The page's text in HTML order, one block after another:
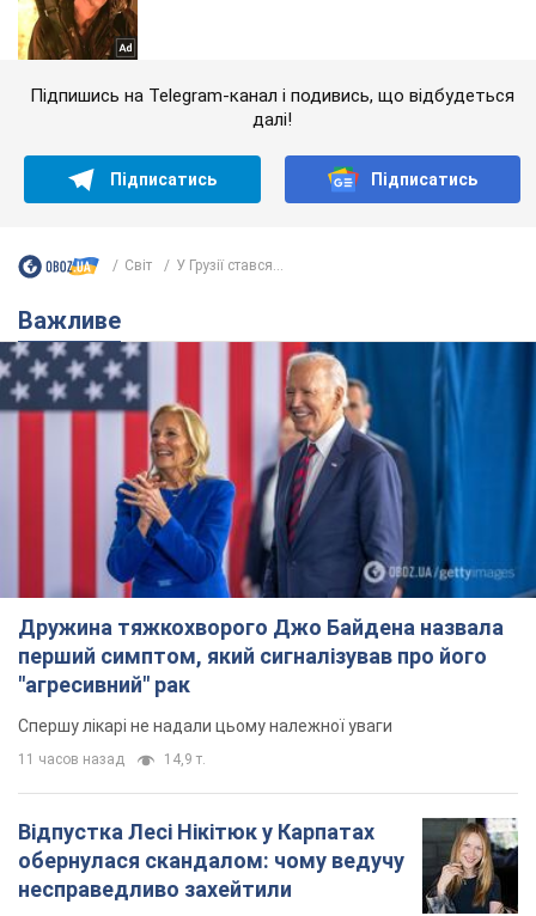
Підпишись на Telegram-канал і подивись, що відбудеться
далі!
Підписатись Підписатись
Світ У Грузії стався...
Важливе
Дружина тяжкохворого Джо Байдена назвала
перший симптом, який сигналізував про його
"агресивний" рак
Спершу лікарі не надали цьому належної уваги
11 часов назад 14,9 т.
Відпустка Лесі Нікітюк у Карпатах
обернулася скандалом: чому ведучу
несправедливо захейтили